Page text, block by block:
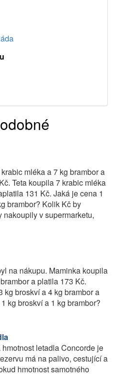
mléka a 7 kg brambor a
Teta koupila 7 krabic mléka
131 Kč. Jaká je cena 1
brambor? Kolik Kč by
nakoupily v supermarketu,
na nákupu. Maminka koupila
a platila 173 Kč.
kg broskví a 4 kg brambor a
kg broskví a 1 kg brambor?
letadla Concorde je
má na palivo, cestující a
hmotnost samotného